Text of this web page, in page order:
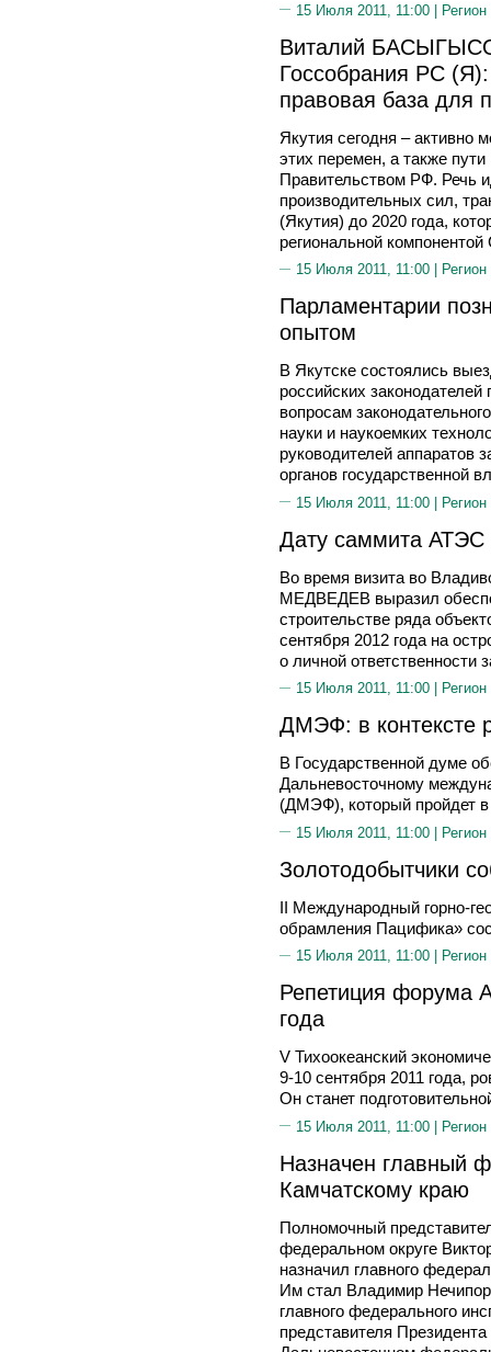
15 Июля 2011, 11:00 | Регион
Виталий
Госсобрания РС
правовая база для
Якутия сегодня – активно
этих перемен, а также
Правительством РФ. Речь
производительных сил,
(Якутия) до 2020 года,
региональной компонентой
15 Июля 2011, 11:00 |
Парламентарии
опытом
В Якутске состоялись
российских
вопросам
науки и наукоемких
руководителей аппаратов
органов государственной
15 Июля 2011, 11:00 | Регион
Дату саммита АТЭС
Во время визита во
МЕДВЕДЕВ выразил
строительстве ряда
сентября 2012 года на
о личной ответственности
15 Июля 2011, 11:00 |
ДМЭФ: в контексте
В Государственной думе
Дальневосточному
(ДМЭФ), который пройдет в
15 Июля 2011, 11:00 | Регион
Золотодобытчики
II Международный горно-
обрамления Пацифика»
15 Июля 2011, 11:00 |
Репетиция форума
года
V Тихоокеанский
9-10 сентября 2011 года,
Он станет
15 Июля 2011, 11:00 | Регион
Назначен главный
Камчатскому краю
Полномочный
федеральном округе
назначил главного
Им стал Владимир
главного федерального
представителя